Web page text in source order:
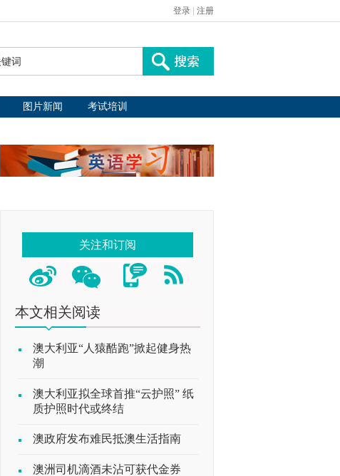
登录 注册
图片新闻 考试培训
关注和订阅
本文相关阅读
澳大利亚“人猿酷跑”掀起健身热
潮
澳大利亚拟全球首推“云护照” 纸
质护照时代或终结
澳政府发布难民抵澳生活指南
澳洲司机滴酒未沾可获代金券